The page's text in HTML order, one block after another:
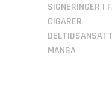
SIGNERINGER I
CIGARER
MANGA